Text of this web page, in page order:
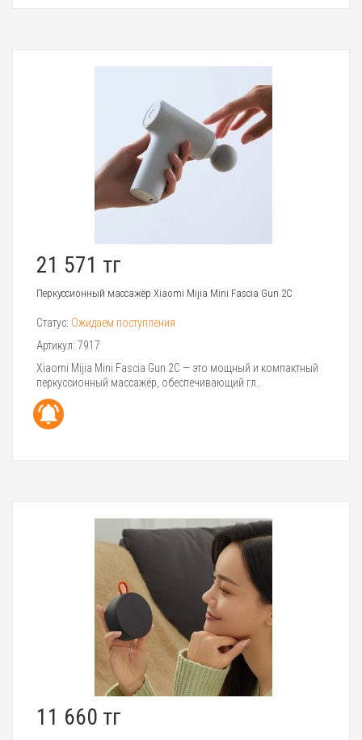
21 571 тг
Перкуссионный массажёр Xiaomi Mijia Mini Fascia Gun 2C
Статус: Ожидаем поступления
Артикул: 7917
Xiaomi Mijia Mini Fascia Gun 2C — это мощный и компактный
перкуссионный массажёр, обеспечивающий гл..
11 660 тг